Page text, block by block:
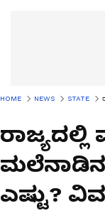
HOME NEWS STATE
ಎಷ್ಟು?